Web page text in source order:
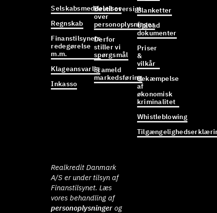
Selskabsmeddelelser
Regnskab
Finanstilsynets
redegørelse
m.m.
Klageansvarlig
Inkasso
Bestil oversigt
over
personoplysninger
Derfor
stiller vi
spørgsmål
Frameld
markedsføring
Blanketter
Upload
dokumenter
Priser
&
vilkår
Bekæmpelse
af
økonomisk
kriminalitet
Whistleblowing
Realkredit Danmark
A/S er under tilsyn af
Finanstilsynet. Læs
vores behandling af
personoplysninger og